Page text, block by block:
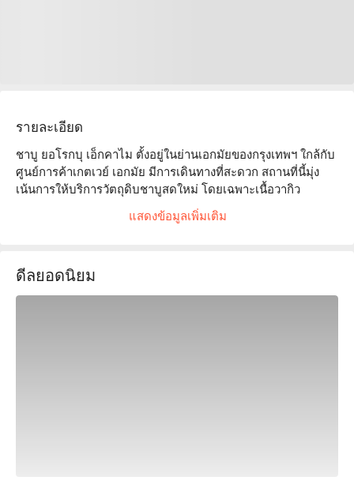
รายละเอียด
ชาบู ยอโรกบุ เอ็กคาไม ตั้งอยู่ในย่านเอกมัยของกรุงเทพฯ ใกล้กับ
ศูนย์การค้าเกตเวย์ เอกมัย มีการเดินทางที่สะดวก สถานที่นี้มุ่ง
เน้นการให้บริการวัตถุดิบชาบูสดใหม่ โดยเฉพาะเนื้อวากิว
คุณภาพสูงและอาหารทะเลสด ทำให้ทุกคนที่มาทานสามารถ
เพลิดเพลินกับประสบการณ์ที่อร่อยที่สุด ร้านอาหารมีบรรยากาศที่
ชมเชยการบริการที่อบอุ่นและใส่ใจ ไม่ว่าคุณจะเป็นคนรักชาบู
หรือกำลังมองหาลิ้มลองรสชาติใหม่ ๆ ชาบู ยอโรกบุ เอ็กคาไม
แสดงข้อมูลเพิ่มเติม
ดีลยอดนิยม